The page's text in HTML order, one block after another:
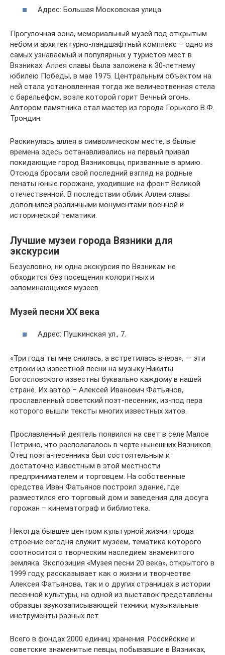
Адрес: Большая Московская улица.
Прогулочная зона, мемориальный музей под открытым
небом и архитектурно-ландшафтный комплекс – одно из
самых узнаваемый и популярных у туристов мест в
Вязниках. Аллея славы была заложена к 30-летнему
юбилею Победы, в мае 1975. Центральным объектом на
ней стала установленная тогда же величественная стела
с барельефом, возле которой горит Вечный огонь.
Автором памятника стал мастер из города Горького В.Ф.
Трондин.
Раскинулась аллея в символическом месте, в былые
времена здесь останавливались на первый привал
покидающие город Вязниковцы, призванные в армию.
Отсюда бросали свой последний взгляд на родные
пенаты юные горожане, уходившие на фронт Великой
отечественной. В последствии облик Аллеи славы
дополнился различными монументами военной и
исторической тематики.
Лучшие музеи города Вязники для
экскурсии
Безусловно, ни одна экскурсия по Вязникам не
обходится без посещения колоритных и
запоминающихся музеев.
Музей песни ХХ века
Адрес: Пушкинская ул., 7.
«Три года ты мне снилась, а встретилась вчера», — эти
строки из известной песни на музыку Никиты
Богословского известны буквально каждому в нашей
стране. Их автор – Алексей Иванович Фатьянов,
прославленный советский поэт-песенник, из-под пера
которого вышли тексты многих известных хитов.
Прославленный деятель появился на свет в селе Малое
Петрино, что располагалось в черте нынешних Вязников.
Отец поэта-песенника был состоятельным и
достаточно известным в этой местности
предпринимателем и торговцем. На собственные
средства Иван Фатьянов построил здание, где
разместился его торговый дом и заведения для досуга
горожан – кинематограф и библиотека.
Некогда бывшее центром культурной жизни города
строение сегодня служит музеем, тематика которого
соотносится с творческим наследием знаменитого
земляка. Экспозиция «Музея песни 20 века», открытого в
1999 году, рассказывает как о жизни и творчестве
Алексея Фатьянова, так и о других страницах в истории
песенной культуры, на одной из выставок представлены
образцы звукозаписывающей техники, музыкальные
инструменты разных лет.
Всего в фондах 2000 единиц хранения. Российские и
советские знаменитые певцы, побывавшие в Вязниках,